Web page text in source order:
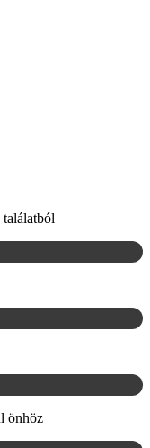
önhöz